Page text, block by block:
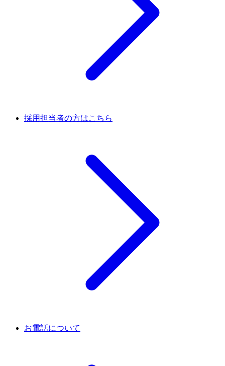
採用担当者の方はこちら
お電話について